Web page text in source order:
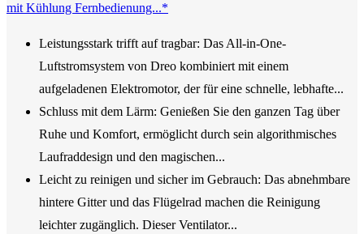
mit Kühlung Fernbedienung...*
Leistungsstark trifft auf tragbar: Das All-in-One-
Luftstromsystem von Dreo kombiniert mit einem
aufgeladenen Elektromotor, der für eine schnelle, lebhafte...
Schluss mit dem Lärm: Genießen Sie den ganzen Tag über
Ruhe und Komfort, ermöglicht durch sein algorithmisches
Laufraddesign und den magischen...
Leicht zu reinigen und sicher im Gebrauch: Das abnehmbare
hintere Gitter und das Flügelrad machen die Reinigung
leichter zugänglich. Dieser Ventilator...